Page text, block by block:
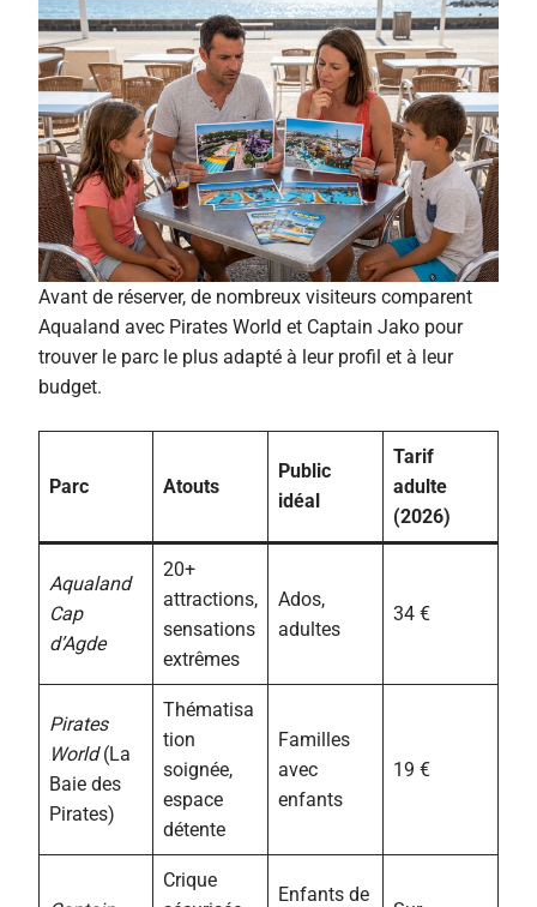
Avant de réserver, de nombreux visiteurs comparent
Aqualand avec Pirates World et Captain Jako pour
trouver le parc le plus adapté à leur profil et à leur
budget.
Parc Atouts
Public
idéal
Tarif
adulte
(2026)
Aqualand
Cap
d’Agde
20+
attractions,
sensations
extrêmes
Ados,
adultes
34 €
Pirates
World(La
Baie des
Pirates)
Thématisa
tion
soignée,
espace
détente
Familles
avec
enfants
19 €
Crique
Enfants de